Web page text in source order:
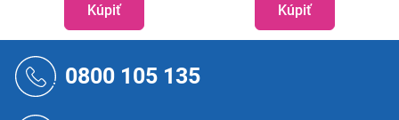
Kúpiť Kúpiť
0800 105 135